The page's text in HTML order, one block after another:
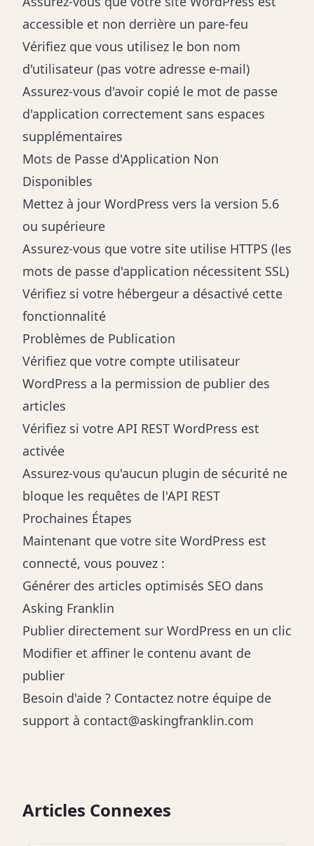
accessible et non derrière un pare-feu
Vérifiez que vous utilisez le bon nom
d'utilisateur (pas votre adresse e-mail)
Assurez-vous d'avoir copié le mot de passe
d'application correctement sans espaces
supplémentaires
Mots de Passe d'Application Non
Disponibles
Mettez à jour WordPress vers la version 5.6
ou supérieure
Assurez-vous que votre site utilise HTTPS (les
mots de passe d'application nécessitent SSL)
Vérifiez si votre hébergeur a désactivé cette
fonctionnalité
Problèmes de Publication
Vérifiez que votre compte utilisateur
WordPress a la permission de publier des
articles
Vérifiez si votre API REST WordPress est
activée
Assurez-vous qu'aucun plugin de sécurité ne
bloque les requêtes de l'API REST
Prochaines Étapes
Maintenant que votre site WordPress est
connecté, vous pouvez :
Générer des articles optimisés SEO dans
Asking Franklin
Publier directement sur WordPress en un clic
Modifier et affiner le contenu avant de
publier
Besoin d'aide ? Contactez notre équipe de
support à contact@askingfranklin.com
Articles Connexes